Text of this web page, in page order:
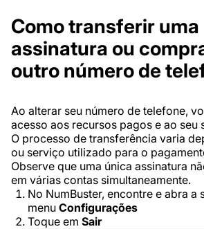
Como transferir uma
assinatura ou
outro número de
Ao alterar seu número de telefone,
acesso aos recursos pagos e ao seu
O processo de transferência varia
ou serviço utilizado para o
Observe que uma única assinatura
em várias contas simultaneamente.
No NumBuster, encontre e abra a
menu Configurações
Toque em Sair